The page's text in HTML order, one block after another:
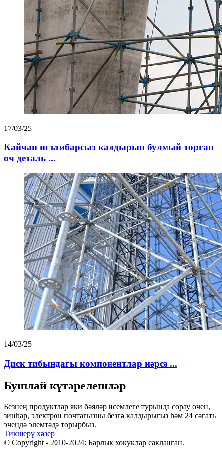
17/03/25
Кайчан игътибарсыз калдырып булмый торган
өч деталь ...
14/03/25
Диск тибындагы компонентлар нәрсә ...
Бушлай күтәрелешләр
Безнең продуктлар яки бәяләр исемлеге турында сорау өчен,
зинһар, электрон почтагызны безгә калдырыгыз һәм 24 сәгать
эчендә элемтәдә торырбыз.
Тикшерү хәзер
© Copyright - 2010-2024: Барлык хокуклар сакланган.